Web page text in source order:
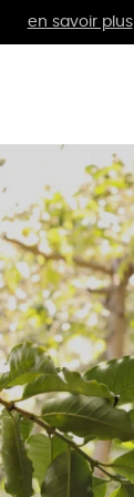
en savoir plus